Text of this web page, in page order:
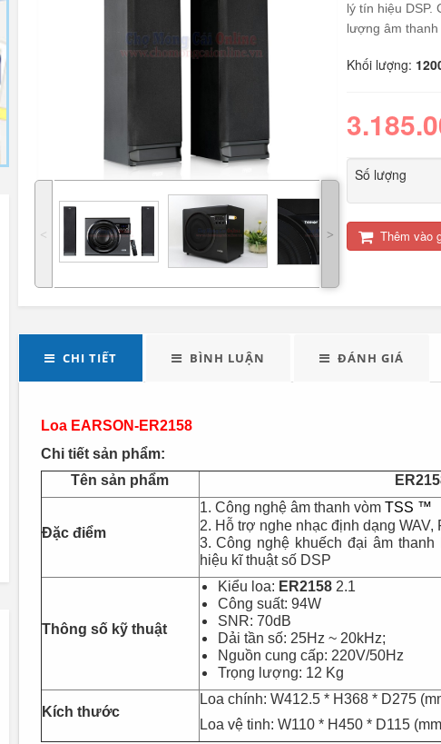
˂ ˃
lý tín hiệu DSP.
lượng âm thanh
Khối lượng:
Số lượng
Thêm vào
CHI TIẾT BÌNH LUẬN ĐÁNH GIÁ
Loa EARSON-ER2158
Chi tiết sản phẩm:
Tên sản phẩm
Đặc điểm
1. Công nghệ âm thanh vòm TSS ™
2. Hỗ trợ nghe nhạc định dạng WAV,
3. Công nghệ khuếch đại âm
hiệu kĩ thuật số DSP
Thông số kỹ thuật
Kiểu loa: ER21582.1
Công suất: 94W
SNR: 70dB
Dải tần số: 25Hz ~ 20kHz;
Nguồn cung cấp: 220V/50Hz
Trọng lượng: 12 Kg
Kích thước
Loa chính: W412.5 * H368 * D275
Loa vệ tinh: W110 * H450 * D115
LED tuýp cầm tay đa
năng...
Đèn tích điện xách
Đèn tích điện cao
Quạt điện đôi 12V
cho oto tải...
nghiệp Centron